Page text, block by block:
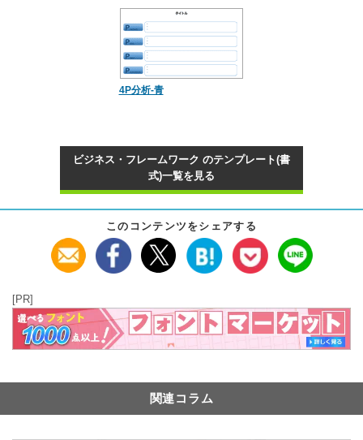
4P分析-青
ビジネス・フレームワーク のテンプレート(書
式)一覧を見る
このコンテンツをシェアする
[PR]
関連コラム